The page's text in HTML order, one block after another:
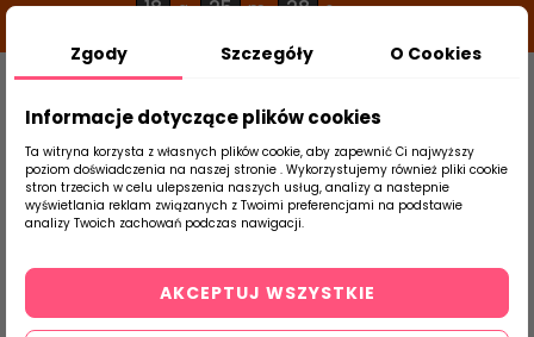
18 g 25 m 27 s
Szukaj
produktu
Strona Główna Klinkier Paradyż
Zgody Szczegóły O Cookies
Informacje dotyczące plików cookies
Ta witryna korzysta z własnych plików cookie, aby zapewnić Ci najwyższy
poziom doświadczenia na naszej stronie . Wykorzystujemy również pliki cookie
stron trzecich w celu ulepszenia naszych usług, analizy a nastepnie
wyświetlania reklam związanych z Twoimi preferencjami na podstawie
analizy Twoich zachowań podczas nawigacji.
AKCEPTUJ WSZYSTKIE